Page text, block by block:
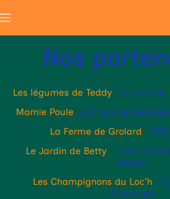
Nos
Les légumes de Teddy– 2
Mamie Poule– 25, rue de
La Ferme de Grolard–
Le Jardin de Betty – 2 Rte du
Baden
Les Champignons du Loc’h -
Plumergat